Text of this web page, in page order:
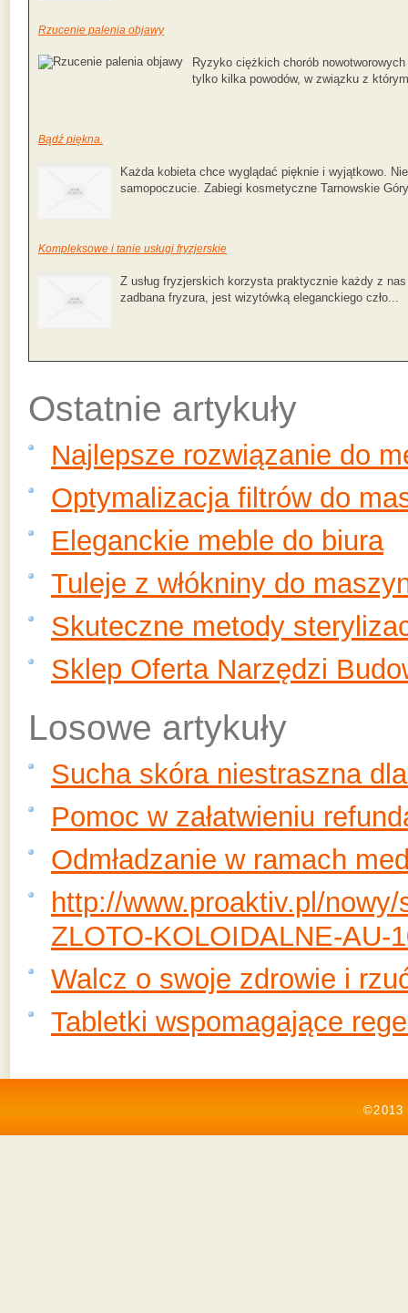
Rzucenie palenia objawy
Ryzyko ciężkich chorób
tylko kilka powodów, w związku z
Bądź piękna.
Każda kobieta chce wyglądać pięknie i wyjątkowo.
samopoczucie. Zabiegi kosmetyczne Tarnowskie
Kompleksowe i tanie usługi fryzjerskie
Z usług fryzjerskich korzysta praktycznie każdy z
zadbana fryzura, jest wizytówką eleganckiego czło...
Ostatnie artykuły
Najlepsze rozwiązanie do
Optymalizacja filtrów do
Eleganckie meble do biura
Tuleje z włókniny do
Skuteczne metody
Sklep Oferta Narzędzi
Losowe artykuły
Sucha skóra niestraszna
Pomoc w załatwieniu
Odmładzanie w ramach
http://www.proaktiv.pl/
ZLOTO-KOLOIDALNE-AU-
Walcz o swoje zdrowie i
Tabletki wspomagające
©2013